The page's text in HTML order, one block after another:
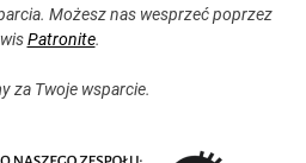
Możesz nas wesprzeć poprzez
Patronite.
za Twoje wsparcie.